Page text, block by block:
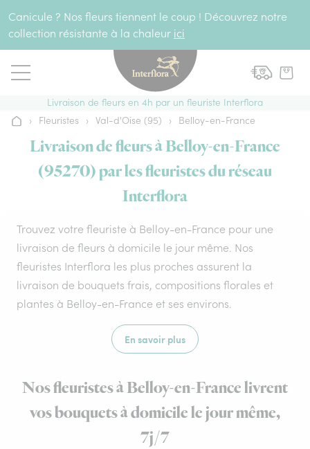
Canicule ? Nos fleurs tiennent le coup ! Découvrez notre
collection résistante à la chaleur ici
Livraison de fleurs en 4h par un fleuriste Interflora
Accueil
› Fleuristes › Val-d'Oise (95) › Belloy-en-France
Livraison de fleurs à Belloy-en-France
(95270) par les fleuristes du réseau
Interflora
Trouvez votre fleuriste à Belloy-en-France pour une
livraison de fleurs à domicile le jour même. Nos
fleuristes Interflora les plus proches assurent la
livraison de bouquets frais, compositions florales et
plantes à Belloy-en-France et ses environs.
En savoir plus
Nos fleuristes à Belloy-en-France livrent
vos bouquets à domicile le jour même,
7j/7